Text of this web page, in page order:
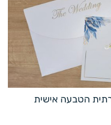
הטבעה אישית